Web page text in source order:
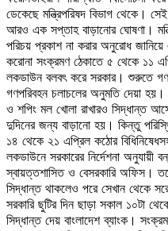
ডেকেছে মন্ত্রিপরিষদ বিভাগ থেকে।
আরও এক সপ্তাহ বাড়ানোর ঘোষণা।
পরিচয় প্রকাশ না করার অনুরোধ
করোনা সংক্রমণ ঠেকাতে ৫ থেকে ১১
লকডাউন বলবৎ করে সরকার। শুরুতে
গণপরিবহন চলাচলের অনুমতি দেয়া
ও শপিং মল খোলা রাখারও সিদ্ধান্ত
দুদিনের জন্য বাড়ানো হয়। কিন্তু
১৪ থেকে ২১ এপ্রিল কঠোর
লকডাউনে সরকারের নির্দেশনা অনুযায়ী
স্বায়ত্তশাসিত ও বেসরকারি অফিস।
সিদ্ধান্ত থাকলেও পরে সেখান থেকে
সরকারি ছুটির দিন ছাড়া সকাল ১০টা
সিদ্ধান্ত দেয় বাংলাদেশ ব্যাংক।